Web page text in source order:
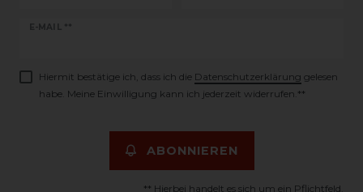
E-MAIL **
Newsletter
Hiermit bestätige ich, dass ich die Daten­schutz­erklärung gelesen
habe. Meine Einwilligung kann ich jederzeit widerrufen.**
ABONNIEREN
** Hierbei handelt es sich um ein Pflichtfeld.